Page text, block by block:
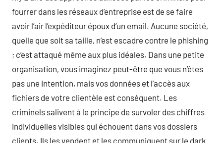
fourrer dans les réseaux d’entreprise est de se faire
avoir l’air l’expéditeur époux d’un email. Aucune société,
quelle que soit sa taille, n’est escadre contre le phishing
; c’est attaqué même aux plus idéales. Dans une petite
organisation, vous imaginez peut-être que vous n’êtes
pas une intention, mais vos données et l’accès aux
fichiers de votre clientèle est conséquent. Les
criminels salivent à le principe de survoler des chiffres
individuelles visibles qui échouent dans vos dossiers
clients. Ils les vendent et les communiquent sur le dark